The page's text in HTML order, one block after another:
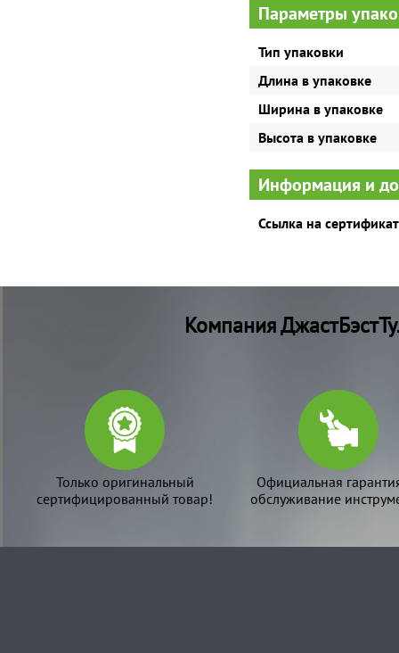
Параметры
Тип упаковки
Длина в упаковке
Ширина в упаковке
Высота в упаковке
Информация и
Ссылка на сертификат
Компания
Только оригинальный
сертифицированный товар!
Официальная
обслуживание